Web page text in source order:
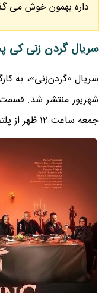
داره بهمون خوش می
سریال گردن زنی
شهریور منتشر شد.
جمعه ساعت 12 ظهر از پلتفرم فیلمنت منتشر خواهد شد.